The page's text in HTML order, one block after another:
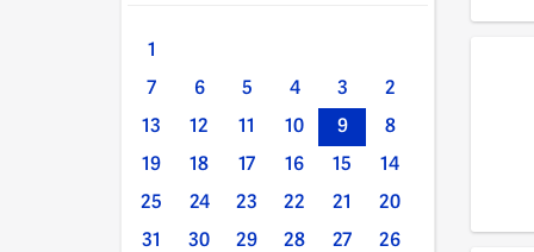
1
2
3
4
5
6
7
8
9
10
11
12
13
14
15
16
17
18
19
20
21
22
23
24
25
26
27
28
29
30
31